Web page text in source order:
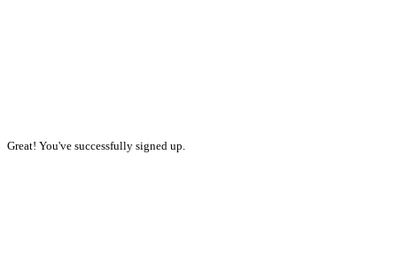
Great! You've successfully signed up.